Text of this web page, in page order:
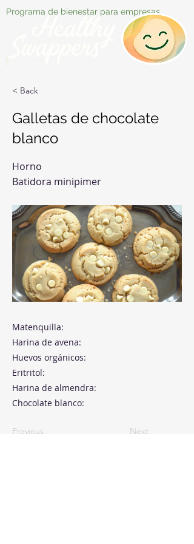
Programa de bienestar para empresas
< Back
Galletas de chocolate
blanco
Horno
Batidora minipimer
Matenquilla:
Harina de avena:
Huevos orgánicos:
Eritritol:
Harina de almendra:
Chocolate blanco:
Previous Next